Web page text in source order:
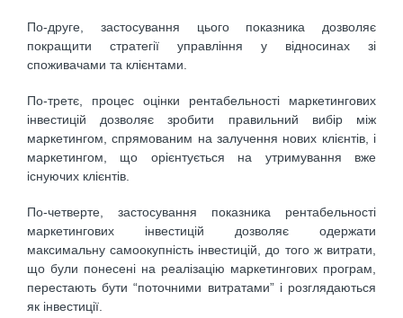
По-друге, застосування цього показника дозволяє
покращити стратегії управління у відносинах зі
споживачами та клієнтами.
По-третє, процес оцінки рентабельності маркетингових
інвестицій дозволяє зробити правильний вибір між
маркетингом, спрямованим на залучення нових клієнтів, і
маркетингом, що орієнтується на утримування вже
існуючих клієнтів.
По-четверте, застосування показника рентабельності
маркетингових інвестицій дозволяє одержати
максимальну самоокупність інвестицій, до того ж витрати,
що були понесені на реалізацію маркетингових програм,
перестають бути “поточними витратами” і розглядаються
як інвестиції.